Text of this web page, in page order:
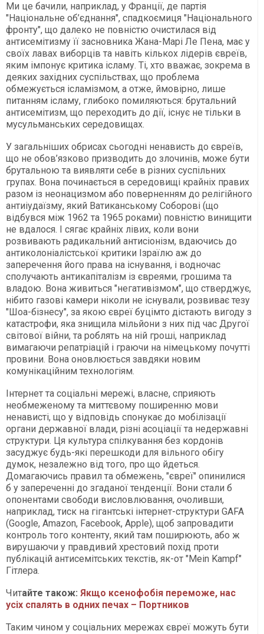
Ми це бачили, наприклад, у Франції, де партія
"Національне об’єднання", спадкоємиця "Національного
фронту", що далеко не повністю очистилася від
антисемітизму її засновника Жана-Марі Ле Пена, має у
своїх лавах виборців та навіть кількох лідерів євреїв,
яким імпонує критика ісламу. Ті, хто вважає, зокрема в
деяких західних суспільствах, що проблема
обмежується ісламізмом, а отже, ймовірно, лише
питанням ісламу, глибоко помиляються: брутальний
антисемітизм, що переходить до дії, існує не тільки в
мусульманських середовищах.
У загальніших обрисах сьогодні ненависть до євреїв,
що не обов’язково призводить до злочинів, може бути
брутальною та виявляти себе в різних суспільних
групах. Вона починається в середовищі крайніх правих
разом із неонацизмом або поверненням до релігійного
антиіудаїзму, який Ватиканському Соборові (що
відбувся між 1962 та 1965 роками) пов­ністю винищити
не вдалося. І сягає крайніх лівих, коли вони
розвивають радикальний антисіонізм, вдаючись до
антиколоніалістської критики Ізраїлю аж до
заперечення його права на існування, і водночас
сполучають антикапіталізм із євреями, грошима та
владою. Вона живиться "негативізмом", що стверджує,
нібито газові камери ніколи не існували, розвиває тезу
"Шоа-бізнесу", за якою євреї буцімто дістають вигоду з
катастрофи, яка знищила мільйони з них під час Другої
світової війни, та роблять на ній гроші, наприклад
вимагаючи репатріацій і граючи на німецькому почутті
провини. Вона оновлюється завдяки новим
комунікаційним технологіям.
Інтернет та соціальні мережі, власне, сприяють
необмеженому та миттєвому поширенню мови
ненависті, що у відповідь спонукає до мобілізації
органи державної влади, різні асоціації та недержавні
структури. Ця культура спілкування без кордонів
засуджує будь-які перешкоди для вільного обігу
думок, незалежно від того, про що йдеться.
Домагаючись правил та обмежень, "євреї" опинилися
б у запереченні до згаданої тенденції. Вони стали б
опонентами свободи висловлювання, очоливши,
наприклад, тиск на гігантські інтернет-структури GAFA
(Google, Amazon, Facebook, Apple), щоб запровадити
контроль того контенту, який там поширюють, або ж
вирушаючи у правдивий хрестовий похід проти
публікацій антисемітських текстів, як-от "Mein Kampf"
Гітлера.
Читайте також: Якщо ксенофобія переможе, нас
усіх спалять в одних печах – Портников
Таким чином у соціальних мережах євреї можуть бути